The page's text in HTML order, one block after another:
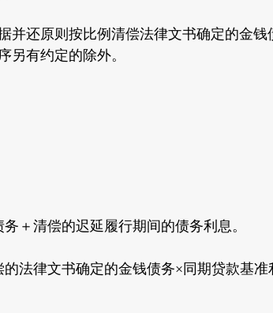
并还原则按比例清偿法律文书确定的金钱
另有约定的除外。
＋清偿的迟延履行期间的债务利息。
法律文书确定的金钱债务×同期贷款基